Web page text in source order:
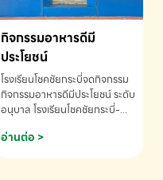
รางวัลรองชนะเลิศอันดับที่ 2
Mental Arithmetic
Competition K2 - ถ้วยรางวัล
รองชนะเลิศอันดับที่ 2 Mental
K2(Grop) โรงเรียนโชคชัยกระบี่-
สอบถามข้อมูลเพิ่มเติม โทร.
075-691910
กิจกรรมอาหารดีมี
ประโยชน์
โรงเรียนโชคชัยกระบี่จดกิจกรรม
กิจกรรมอาหารดีมีประโยชน์ ระดับ
อนุบาล โรงเรียนโชคชัยกระบี่-
075-691910
อ่านต่อ >